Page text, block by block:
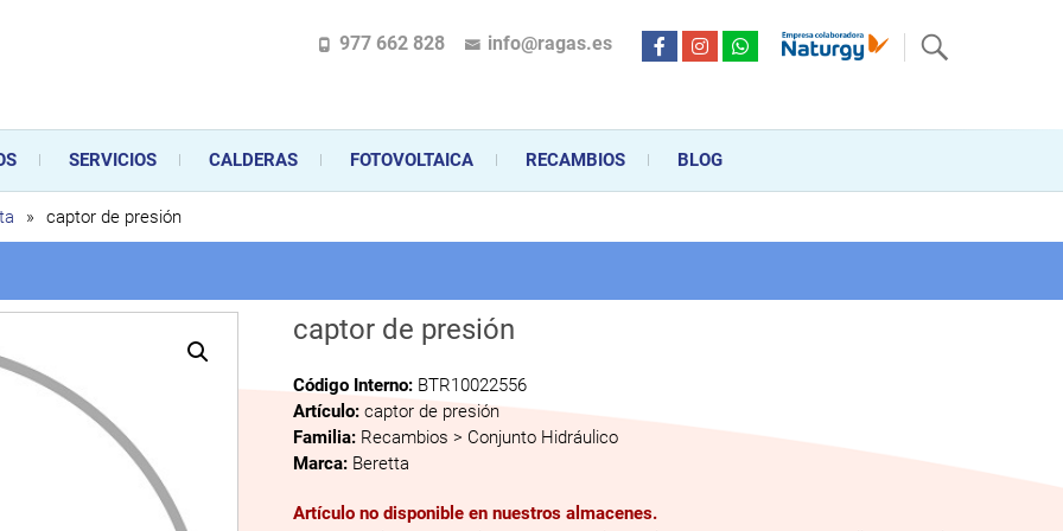
en la instalación, comercialización y mantenimiento de gas y electricidad desde hace más de 20 años . Acompañamos al cliente
aparatos de gas, climatización o electrodomésticos, desde el asesoramiento personalizado en la venta, montaje y reparación, hasta la
977 662 828 info@ragas.es
SERVICIOS CALDERAS FOTOVOLTAICA RECAMBIOS BLOG
» captor de presión
captor de presión
Código Interno: BTR10022556
Artículo:captor de presión
Familia: Recambios > Conjunto Hidráulico
Marca: Beretta
Artículo no disponible en nuestros almacenes.